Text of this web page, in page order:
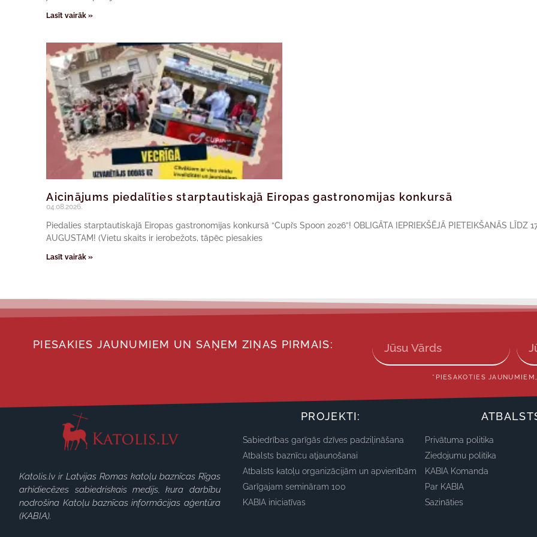
Lasīt vairāk »
Aicinājums piedalīties starptautiskajā Eiropas gastronomijas konkursā
04.08.2026.
Piedalies starptautiskajā Eiropas gastronomijas konkursā “Cupi’s Spoon 2026”! OBLIGĀTA IEPRIEKŠĒJĀ PIETEIKŠANĀS LĪDZ
AUGUSTAM! (Vietu skaits ir ierobežots, tāpēc piesakies
Lasīt vairāk »
PIESAKIES JAUNUMIEM UN SAŅEM ZIŅAS PIRMAIS:
*PIESAKOTIES
Katolis.lv ir Latvijas Romas katoļu baznīcas Rīgas
arhidiecēzes sabiedriskais medijs, kura darbību
nodrošina Katoļu baznīcas informācijas aģentūra
(KABIA).
PROJEKTI:
Sabiedrības garīgās dzīves padziļināšana
Atbalsts baznīcu atjaunošanai
Atbalsts katoļu organizācijām un apvienībām
Garīgajam semināram 100
KABIA iniciatīvas
Privātuma politika
Ziedojumu politika
KABIA Komanda
Par KABIA
Sazināties